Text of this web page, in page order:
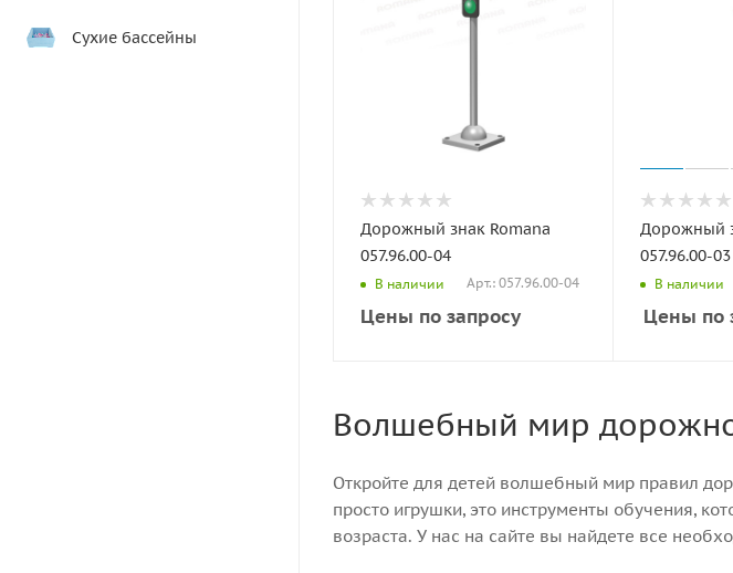
Сухие бассейны
Дорожный знак Romana
057.96.00-04
В наличии Арт.: 057.96.00-04
Цены по запросу
Дорожный
057.96.00-03
В наличии
Цены по
Волшебный мир
Откройте для детей волшебный мир правил
просто игрушки, это инструменты обучения,
возраста. У нас на сайте вы найдете все